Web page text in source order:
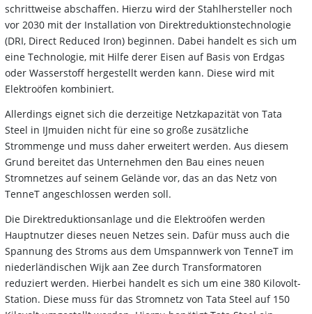
schrittweise abschaffen. Hierzu wird der Stahlhersteller noch
vor 2030 mit der Installation von Direktreduktionstechnologie
(DRI, Direct Reduced Iron) beginnen. Dabei handelt es sich um
eine Technologie, mit Hilfe derer Eisen auf Basis von Erdgas
oder Wasserstoff hergestellt werden kann. Diese wird mit
Elektroöfen kombiniert.
Allerdings eignet sich die derzeitige Netzkapazität von Tata
Steel in IJmuiden nicht für eine so große zusätzliche
Strommenge und muss daher erweitert werden. Aus diesem
Grund bereitet das Unternehmen den Bau eines neuen
Stromnetzes auf seinem Gelände vor, das an das Netz von
TenneT angeschlossen werden soll.
Die Direktreduktionsanlage und die Elektroöfen werden
Hauptnutzer dieses neuen Netzes sein. Dafür muss auch die
Spannung des Stroms aus dem Umspannwerk von TenneT im
niederländischen Wijk aan Zee durch Transformatoren
reduziert werden. Hierbei handelt es sich um eine 380 Kilovolt-
Station. Diese muss für das Stromnetz von Tata Steel auf 150